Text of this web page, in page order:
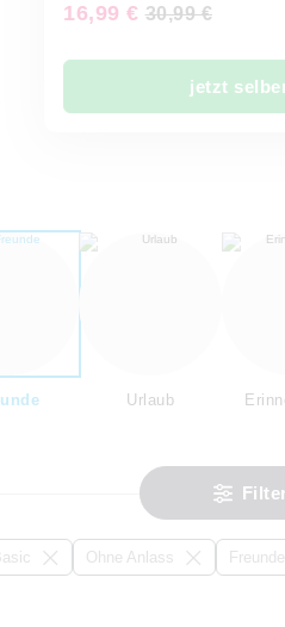
16,99 € 30,99 €
jetzt
Urlaub
Filter
Ohne Anlass Freunde